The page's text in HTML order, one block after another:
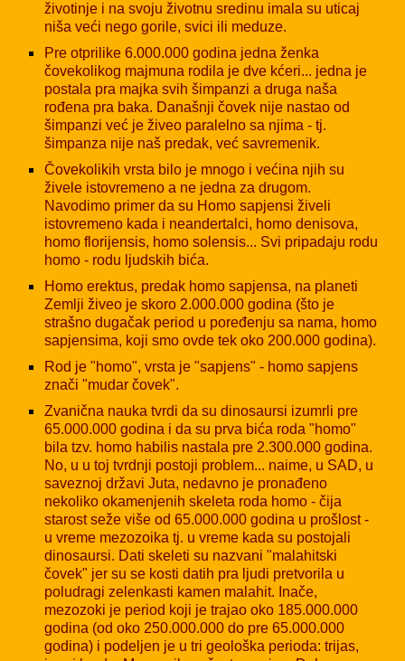
životinje i na svoju životnu sredinu imala su uticaj
niša veći nego gorile, svici ili meduze.
Pre otprilike 6.000.000 godina jedna ženka
čovekolikog majmuna rodila je dve kćeri... jedna je
postala pra majka svih šimpanzi a druga naša
rođena pra baka. Današnji čovek nije nastao od
šimpanzi već je živeo paralelno sa njima - tj.
šimpanza nije naš predak, već savremenik.
Čovekolikih vrsta bilo je mnogo i većina njih su
živele istovremeno a ne jedna za drugom.
Navodimo primer da su Homo sapjensi živeli
istovremeno kada i neandertalci, homo denisova,
homo florijensis, homo solensis... Svi pripadaju rodu
homo - rodu ljudskih bića.
Homo erektus, predak homo sapjensa, na planeti
Zemlji živeo je skoro 2.000.000 godina (što je
strašno dugačak period u poređenju sa nama, homo
sapjensima, koji smo ovde tek oko 200.000 godina).
Rod je "homo", vrsta je "sapjens" - homo sapjens
znači "mudar čovek".
Zvanična nauka tvrdi da su dinosaursi izumrli pre
65.000.000 godina i da su prva bića roda "homo"
bila tzv. homo habilis nastala pre 2.300.000 godina.
No, u u toj tvrdnji postoji problem... naime, u SAD, u
saveznoj državi Juta, nedavno je pronađeno
nekoliko okamenjenih skeleta roda homo - čija
starost seže više od 65.000.000 godina u prošlost -
u vreme mezozoika tj. u vreme kada su postojali
dinosaursi. Dati skeleti su nazvani "malahitski
čovek" jer su se kosti datih pra ljudi pretvorila u
poludragi zelenkasti kamen malahit. Inače,
mezozoki je period koji je trajao oko 185.000.000
godina (od oko 250.000.000 do pre 65.000.000
godina) i podeljen je u tri geološka perioda: trijas,